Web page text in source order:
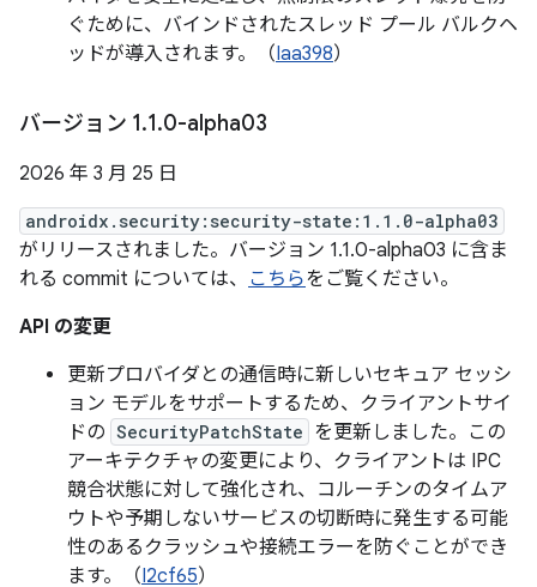
ぐために、バインドされたスレッド プール バルクヘ
ッドが導入されます。（Iaa398）
バージョン 1.1.0-alpha03
2026 年 3 月 25 日
androidx.security:security-state:1.1.0-alpha03
がリリースされました。バージョン 1.1.0-alpha03 に含ま
れる commit については、 こちらをご覧ください。
API の変更
更新プロバイダとの通信時に新しいセキュア セッシ
ョン モデルをサポートするため、クライアントサイ
ドの SecurityPatchState を更新しました。この
アーキテクチャの変更により、クライアントは IPC
競合状態に対して強化され、コルーチンのタイムア
ウトや予期しないサービスの切断時に発生する可能
性のあるクラッシュや接続エラーを防ぐことができ
ます。（I2cf65）